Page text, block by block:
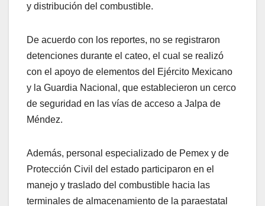
y distribución del combustible.
De acuerdo con los reportes, no se registraron
detenciones durante el cateo, el cual se realizó
con el apoyo de elementos del Ejército Mexicano
y la Guardia Nacional, que establecieron un cerco
de seguridad en las vías de acceso a Jalpa de
Méndez.
Además, personal especializado de Pemex y de
Protección Civil del estado participaron en el
manejo y traslado del combustible hacia las
terminales de almacenamiento de la paraestatal